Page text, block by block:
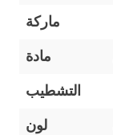
ماركة
مادة
التشطيب
لون